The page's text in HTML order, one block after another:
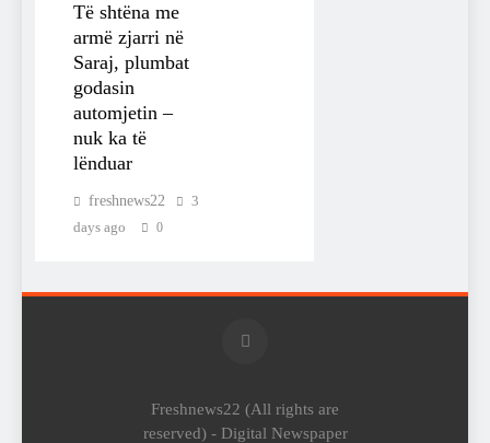
Të shtëna me
armë zjarri në
Saraj, plumbat
godasin
automjetin –
nuk ka të
lënduar
freshnews22
3
days ago
0
Freshnews22 (All rights are
reserved) - Digital Newspaper